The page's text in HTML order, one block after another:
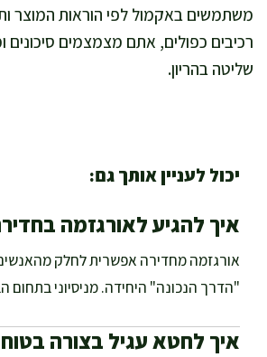
משתמשים באקמול לפי הוראות המוצר
רכיבים כפולים, אתם מצמצמים סיכונים
שליטה בהריון.
יכול לעניין אותך גם:
איך להגיע לאורגזמה
אורגזמה מחדירה אפשרית לחלק
"הדרך הנכונה" היחידה. מניסיוני בתחום
איך לחטא עגיל בצורה